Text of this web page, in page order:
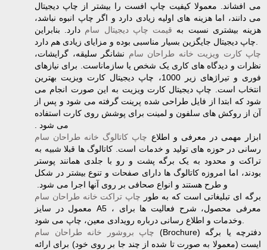
می افشاند. معمولا کیفیت چاپ افست را بیشتر از چاپ دیجیتال
می دانند، اما هزینه های اولیه زیادی دارد و اگر چاپ انبوه نباشد،
هزینه بیشتری نسبت به قیمت چاپ دیجیتال سام دارد. بنابراین
چاپ کارت ویزیت خانه طراحان سام نشانگر سلیقه، گرایشات،
نظرات و دیدگاه های کاری یک شخص یا سازماناست. برای ‏نیازهای
فوری و تیراژهای زیر 1000، چاپ دیجیتال کارت ویزیت بهترین
انتخاب است. چاپ دیجیتال کارت‏ ویزیت به این صورت انجام می
شود که ابتدا از فایل طراحی شده پرینت گرفته می شود و پس از
آن از ‏روکش های سلفون و لمینت برای پوشش روی کارت استفاده
می شود .‏
چاپ کاتالوگ خانه طراحان سام
رسانی در حوزه های تولید و خدمات است. کاتالوگ ها قبلا شبیه به
تراکت و محدود به یک برگه پشت و رو با جلدی همانند پوستر
بودند، اما امروزه کاتالوگ ها ‏دارای صفحات و تنوع بیشتر در شکل
و طرح هستند و انواع صحافی بر روی آنها اجرا می شود. ‏
چاپ تراکت خانه طراحان سام
معمول در سایز‎ A5 ‎‎، برای‎ ‎معرفی ‏محصول، شرح فعالیت ها
چاپ بروشور خانه طراحان سام ‎(Brochure) ‎دفترچه یا برگه
ایست (معمولا به صورت تا شده از چند جا بر روی خود) برای ‏ارائه